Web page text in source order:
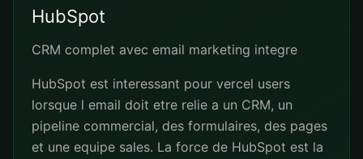
HubSpot
CRM complet avec email marketing integre
HubSpot est interessant pour vercel users
lorsque l email doit etre relie a un CRM, un
pipeline commercial, des formulaires, des pages
et une equipe sales. La force de HubSpot est la